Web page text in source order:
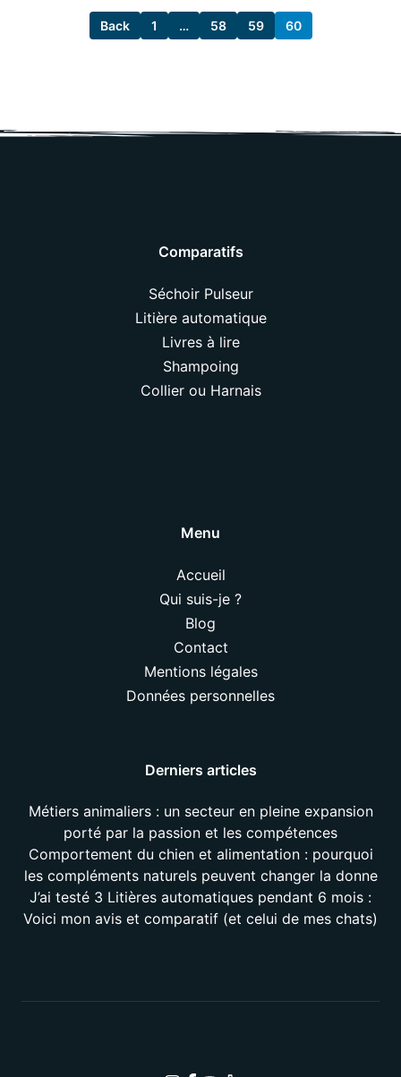
Back 1 … 58 59 60
Comparatifs
Séchoir Pulseur
Litière automatique
Livres à lire
Shampoing
Collier ou Harnais
Menu
Accueil
Qui suis-je ?
Blog
Contact
Mentions légales
Données personnelles
Derniers articles
Métiers animaliers : un secteur en pleine expansion
porté par la passion et les compétences
Comportement du chien et alimentation : pourquoi
les compléments naturels peuvent changer la donne
J’ai testé 3 Litières automatiques pendant 6 mois :
Voici mon avis et comparatif (et celui de mes chats)